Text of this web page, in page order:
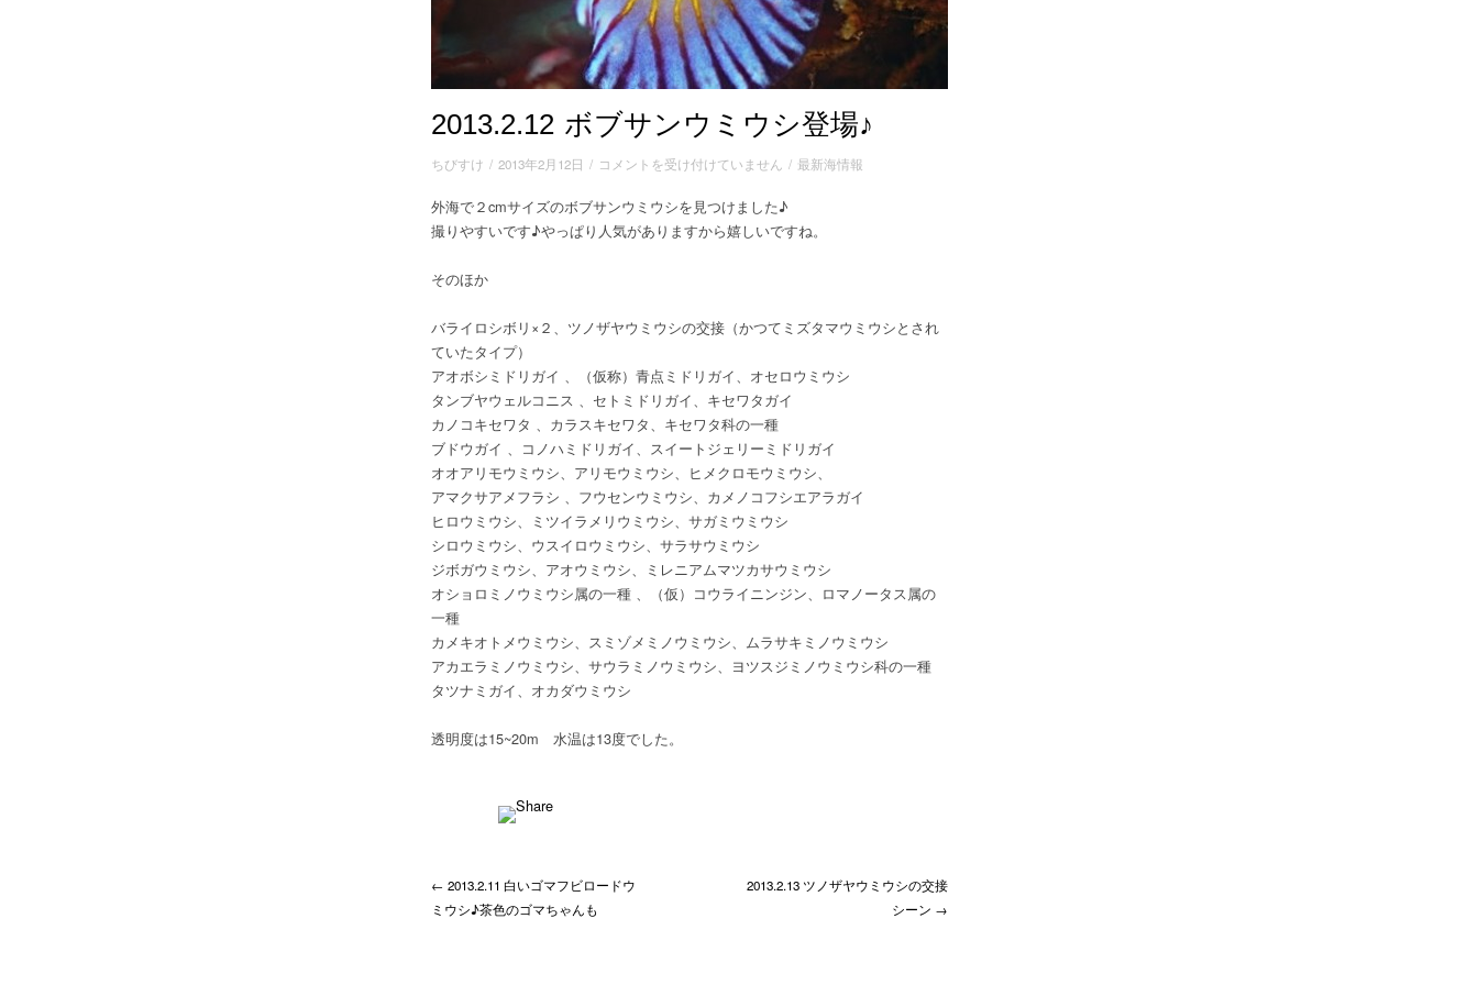
2013.2.12 ボブサンウミウシ登場♪
ちびすけ / 2013年2月12日 / 2013.2.12
ブ
サ
シ
場
♪
は
コメントを受け付けていません / 最新海情報
外海で２cmサイズのボブサンウミウシを見つけました♪
撮りやすいです♪やっぱり人気がありますから嬉しいですね。
そのほか
バライロシボリ×２、ツノザヤウミウシの交接（かつてミズタマウミウシとされ
ていたタイプ）
アオボシミドリガイ 、（仮称）青点ミドリガイ、オセロウミウシ
タンブヤウェルコニス 、セトミドリガイ、キセワタガイ
カノコキセワタ 、カラスキセワタ、キセワタ科の一種
ブドウガイ 、コノハミドリガイ、スイートジェリーミドリガイ
オオアリモウミウシ、アリモウミウシ、ヒメクロモウミウシ、
アマクサアメフラシ 、フウセンウミウシ、カメノコフシエアラガイ
ヒロウミウシ、ミツイラメリウミウシ、サガミウミウシ
シロウミウシ、ウスイロウミウシ、サラサウミウシ
ジボガウミウシ、アオウミウシ、ミレニアムマツカサウミウシ
オショロミノウミウシ属の一種 、（仮）コウライニンジン、ロマノータス属の
一種
カメキオトメウミウシ、スミゾメミノウミウシ、ムラサキミノウミウシ
アカエラミノウミウシ、サウラミノウミウシ、ヨツスジミノウミウシ科の一種
タツナミガイ、オカダウミウシ
透明度は15~20m 水温は13度でした。
← 2013.2.11 白いゴマフビロードウ
ミウシ♪茶色のゴマちゃんも
2013.2.13 ツノザヤウミウシの交接
シーン →